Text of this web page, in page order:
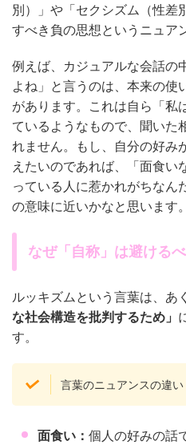
別）」や「セクシズム（性差
すべき負の思想というニュア
例えば、カジュアルな会話の
よね」と言うのは、本来の使
があります。これは自ら「私
ているようなもので、聞いた
れません。もし、自分の好み
えたいのであれば、「面食い
っている人に惹かれがちなん
の意味に近いかなと思います。
なぜ「自称」は避ける
ルッキズムという言葉は、あ
な社会構造を批判するため」
す。
言葉のニュアンスの違い
面食い： 個人の好みの話